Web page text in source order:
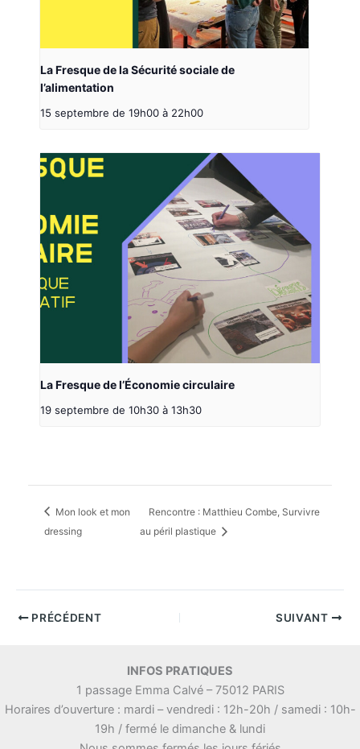
La Fresque de la Sécurité sociale de
l’alimentation
15 septembre de 19h00 à 22h00
La Fresque de l’Économie circulaire
19 septembre de 10h30 à 13h30
Mon look et mon
dressing
Rencontre : Matthieu Combe, Survivre
au péril plastique
PRÉCÉDENT SUIVANT
INFOS PRATIQUES
1 passage Emma Calvé – 75012 PARIS
Horaires d’ouverture : mardi – vendredi : 12h-20h / samedi : 10h-
19h / fermé le dimanche & lundi